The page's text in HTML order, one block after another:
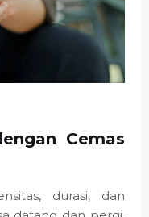
Cemas
durasi, dan